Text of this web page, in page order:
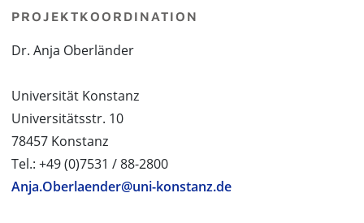
PROJEKTKOORDINATION
Dr. Anja Oberländer
Universität Konstanz
Universitätsstr. 10
78457 Konstanz
Tel.: +49 (0)7531 / 88-2800
Anja.Oberlaender@uni-konstanz.de